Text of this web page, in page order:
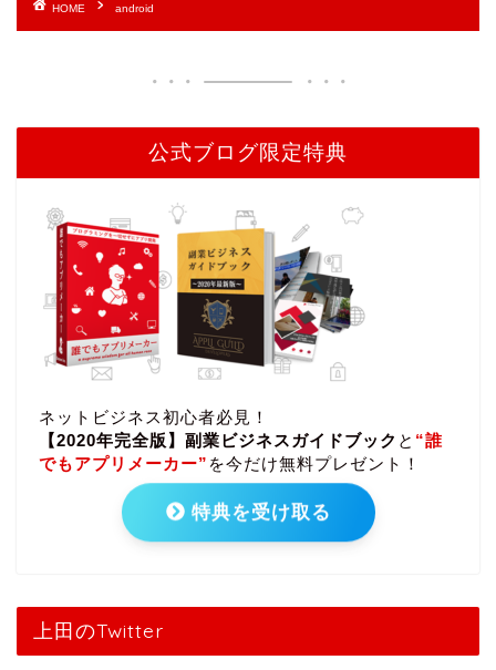
HOME android
公式ブログ限定特典
ネットビジネス初心者必見！
【2020年完全版】副業ビジネスガイドブック と “誰
でもアプリメーカー” を今だけ無料プレゼント！
特典を受け取る
上田のTwitter